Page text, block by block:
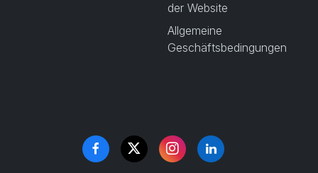
der Website
Allgemeine
Geschäftsbedingungen